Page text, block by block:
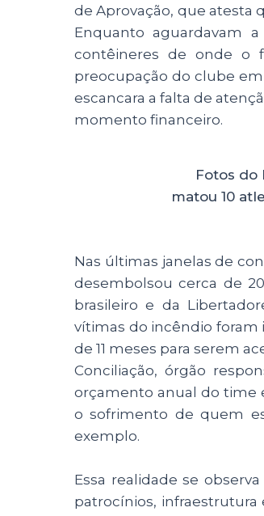
de Aprovação, que atesta
Enquanto aguardavam
contêineres de onde o
preocupação do clube
escancara a falta de
momento financeiro.
Fotos do
matou 10
Nas últimas janelas de
desembolsou cerca de
brasileiro e da
vítimas do incêndio foram
de 11 meses para serem
Conciliação, órgão
orçamento anual do time
o sofrimento de quem
exemplo.
Essa realidade se
patrocínios, infraestrutura